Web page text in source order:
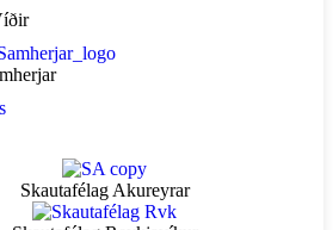
Skautafélag Akureyrar